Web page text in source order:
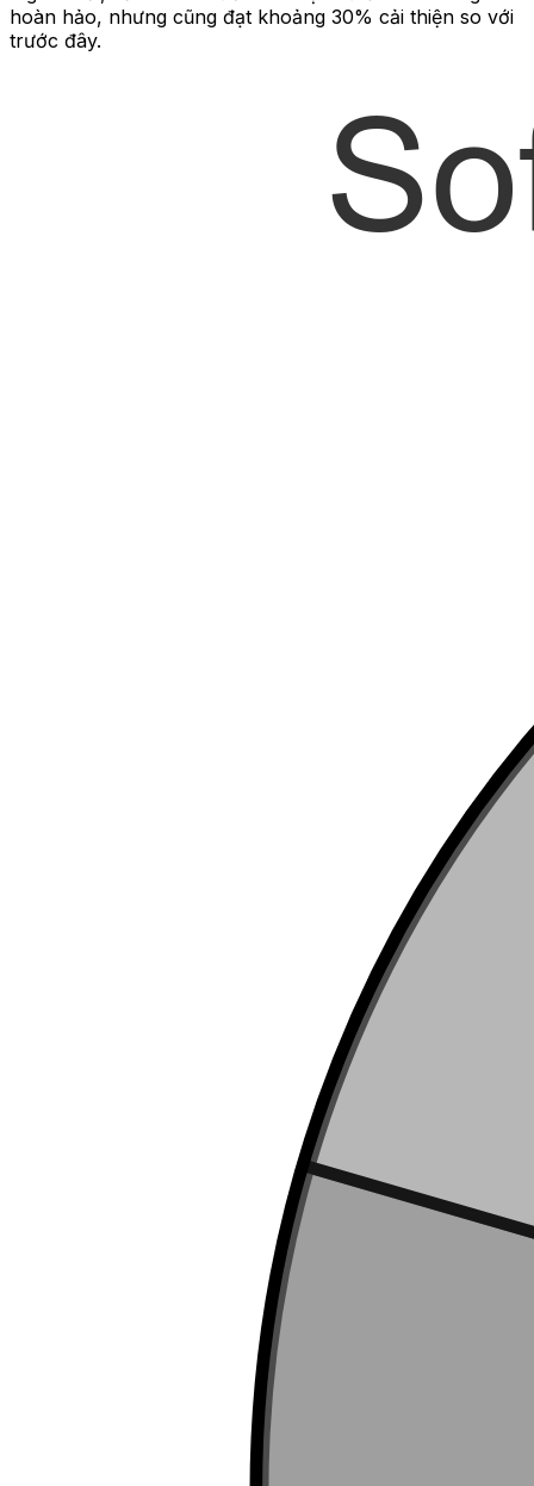
hoàn hảo, nhưng cũng đạt khoảng 30% cải thiện so với
trước đây.